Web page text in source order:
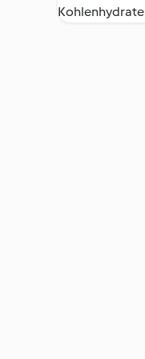
Kohlenhydrate